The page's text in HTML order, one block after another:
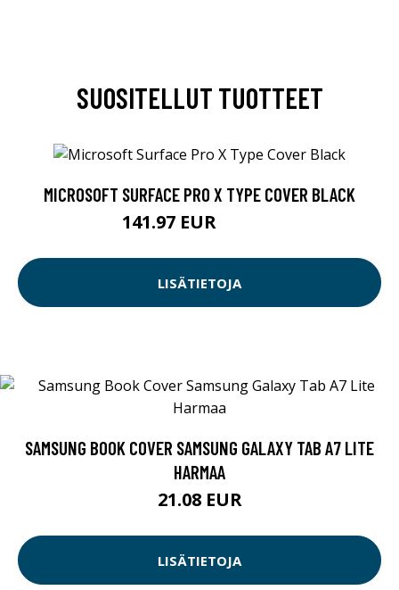
SUOSITELLUT TUOTTEET
MICROSOFT SURFACE PRO X TYPE COVER BLACK
141.97 EUR
LISÄTIETOJA
SAMSUNG BOOK COVER SAMSUNG GALAXY TAB A7 LITE
HARMAA
21.08 EUR
LISÄTIETOJA